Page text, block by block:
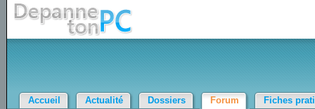
Accueil Actualité Dossiers Forum Fiches